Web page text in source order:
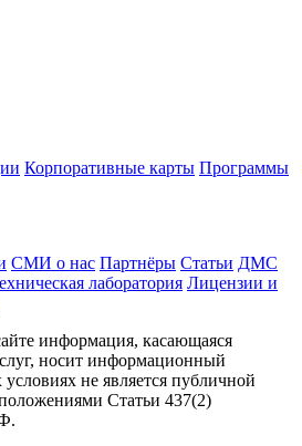
Корпоративные карты Программы
СМИ о нас Партнёры Статьи ДМС
лаборатория Лицензии и
информация, касающаяся
носит информационный
не является публичной
Статьи 437(2)